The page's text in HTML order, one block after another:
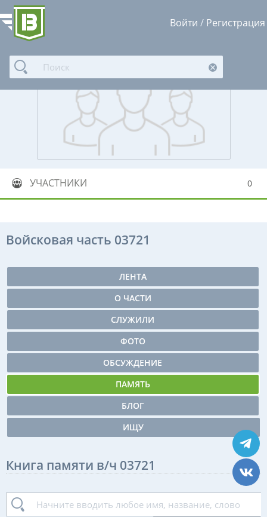
Войти / Регистрация
УЧАСТНИКИ 0
Войсковая часть 03721
ЛЕНТА
О ЧАСТИ
СЛУЖИЛИ
ФОТО
ОБСУЖДЕНИЕ
ПАМЯТЬ
БЛОГ
ИЩУ
Книга памяти в/ч 03721